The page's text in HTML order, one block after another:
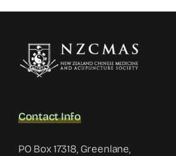
Contact Info
PO Box 17318, Greenlane,